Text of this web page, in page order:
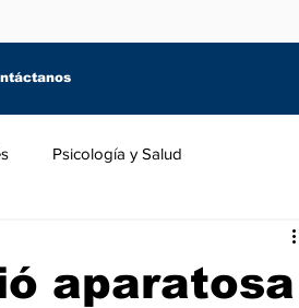
Psicología y Salud
aparatosa